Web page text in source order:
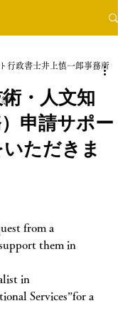
・人文知
申請サポー
いただきま
行政書士井上慎一郎事務所
from a
them in
in
Services”for a